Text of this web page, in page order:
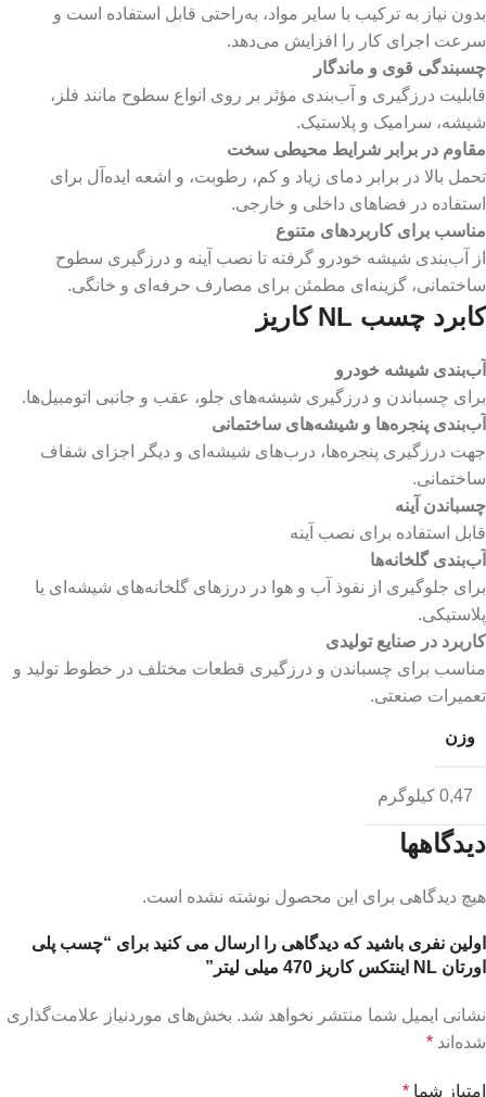
بدون نیاز به ترکیب با سایر مواد، به‌راحتی قابل استفاده است و
سرعت اجرای کار را افزایش می‌دهد.
چسبندگی قوی و ماندگار
قابلیت درزگیری و آب‌بندی مؤثر بر روی انواع سطوح مانند فلز،
شیشه، سرامیک و پلاستیک.
مقاوم در برابر شرایط محیطی سخت
تحمل بالا در برابر دمای زیاد و کم، رطوبت، و اشعه ایده‌آل برای
استفاده در فضاهای داخلی و خارجی.
مناسب برای کاربردهای متنوع
از آب‌بندی شیشه خودرو گرفته تا نصب آینه و درزگیری سطوح
ساختمانی، گزینه‌ای مطمئن برای مصارف حرفه‌ای و خانگی.
کابرد چسب NL کاریز
آب‌بندی شیشه خودرو
برای چسباندن و درزگیری شیشه‌های جلو، عقب و جانبی اتومبیل‌ها.
آب‌بندی پنجره‌ها و شیشه‌های ساختمانی
جهت درزگیری پنجره‌ها، درب‌های شیشه‌ای و دیگر اجزای شفاف
ساختمانی.
چسباندن آینه
قابل استفاده برای نصب آینه
آب‌بندی گلخانه‌ها
برای جلوگیری از نفوذ آب و هوا در درزهای گلخانه‌های شیشه‌ای یا
پلاستیکی.
کاربرد در صنایع تولیدی
مناسب برای چسباندن و درزگیری قطعات مختلف در خطوط تولید و
تعمیرات صنعتی.
وزن
0,47 کیلوگرم
دیدگاهها
هیچ دیدگاهی برای این محصول نوشته نشده است.
اولین نفری باشید که دیدگاهی را ارسال می کنید برای “چسب پلی
اورتان NL اینتکس کاریز 470 میلی لیتر”
نشانی ایمیل شما منتشر نخواهد شد. بخش‌های موردنیاز علامت‌گذاری
شده‌اند *
امتیاز شما *